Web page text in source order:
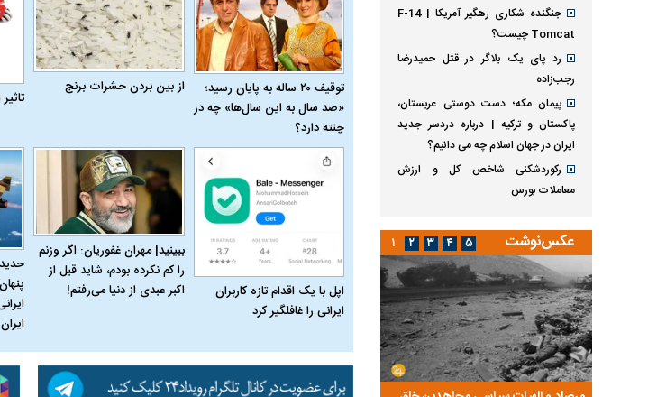
توقیف ۲۰ ساله به پایان رسید؛
«صد سال به این سال‌ها» چه در
چنته دارد؟
از بین بردن حشرات برنج
اپل با یک اقدام تازه کاربران
ایرانی را غافلگیر کرد
ببینید| مهران غفوریان: اگر وزنم
را کم نکرده بودم، شاید قبل از
اکبر عبدی از دنیا می‌رفتم!
جنگنده شکاری رهگیر آمریکا | F-14
Tomcat چیست؟
رد پای یک بلاگر در قتل حمیدرضا
رجب‌زاده
پیمان مکه؛ دست دوستی عربستان،
پاکستان و ترکیه | درباره دردسر جدید
ایران در جهان اسلام چه می دانیم؟
رکوردشکنی شاخص کل و ارزش
معاملات بورس
عکس‌نوشت ۱ ۲ ۳ ۴ ۵